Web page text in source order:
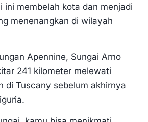
ini membelah kota dan menjadi
menenangkan di wilayah
Apennine, Sungai Arno
241 kilometer melewati
di Tuscany sebelum akhirnya